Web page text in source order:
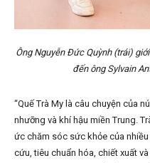
Ông Nguyễn Đức Quỳnh (trái)
đến ông Sylvain
“Quế Trà My là câu chuyện của
nhưỡng và khí hậu miền Trung.
ức chăm sóc sức khỏe của
cứu, tiêu chuẩn hóa, chiết xuất